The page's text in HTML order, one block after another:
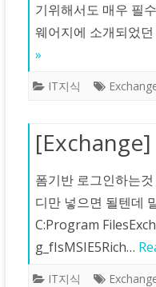
기위해서도 매우 필
웨어지에 소개되었
»
IT지식
폼기반 로그인하는
디만 넣으면 될텐데
C:Program
g_fIsMSIE5Rich…
IT지식